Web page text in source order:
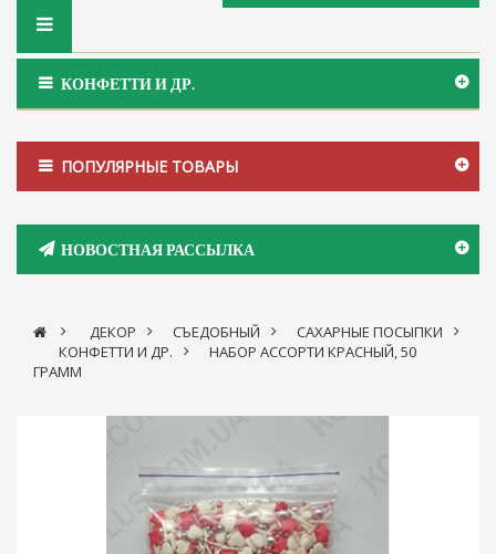
Toggle
КОНФЕТТИ И ДР.
ПОПУЛЯРНЫЕ ТОВАРЫ
НОВОСТНАЯ РАССЫЛКА
> ДЕКОР > СЪЕДОБНЫЙ >
САХАРНЫЕ ПОСЫПКИ
КОНФЕТТИ И ДР. >
НАБОР АССОРТИ КРАСНЫЙ, 50
ГРАММ